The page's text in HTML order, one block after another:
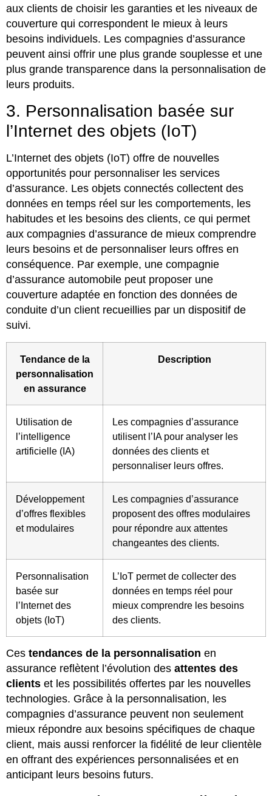
aux clients de choisir les garanties et les niveaux de
couverture qui correspondent le mieux à leurs
besoins individuels. Les compagnies d’assurance
peuvent ainsi offrir une plus grande souplesse et une
plus grande transparence dans la personnalisation de
leurs produits.
3. Personnalisation basée sur
l’Internet des objets (IoT)
L’Internet des objets (IoT) offre de nouvelles
opportunités pour personnaliser les services
d’assurance. Les objets connectés collectent des
données en temps réel sur les comportements, les
habitudes et les besoins des clients, ce qui permet
aux compagnies d’assurance de mieux comprendre
leurs besoins et de personnaliser leurs offres en
conséquence. Par exemple, une compagnie
d’assurance automobile peut proposer une
couverture adaptée en fonction des données de
conduite d’un client recueillies par un dispositif de
suivi.
Tendance de la
personnalisation
en assurance
Description
Utilisation de
l’intelligence
artificielle (IA)
Les compagnies d’assurance
utilisent l’IA pour analyser les
données des clients et
personnaliser leurs offres.
Développement
d’offres flexibles
et modulaires
Les compagnies d’assurance
proposent des offres modulaires
pour répondre aux attentes
changeantes des clients.
Personnalisation
basée sur
l’Internet des
objets (IoT)
L’IoT permet de collecter des
données en temps réel pour
mieux comprendre les besoins
des clients.
Ces tendances de la personnalisation en
assurance reflètent l’évolution des attentes des
clients et les possibilités offertes par les nouvelles
technologies. Grâce à la personnalisation, les
compagnies d’assurance peuvent non seulement
mieux répondre aux besoins spécifiques de chaque
client, mais aussi renforcer la fidélité de leur clientèle
en offrant des expériences personnalisées et en
anticipant leurs besoins futurs.